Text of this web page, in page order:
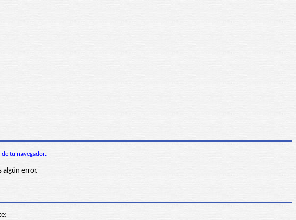
tu navegador.
algún error.